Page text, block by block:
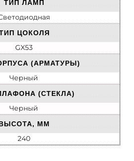
ТИП ЛАМП
ЦОКОЛЯ
GX53
(АРМАТУРЫ)
Черный
(СТЕКЛА)
Черный
ММ
240